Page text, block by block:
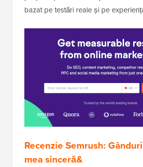
bazat pe testări reale și pe
Recenzie Semrush:
mea sinceră&